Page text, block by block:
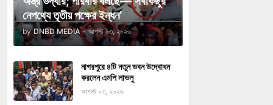
নেপথ্যে তৃতীয় পক্ষের ইন্ধন’
by DNBD MEDIA - আগস্ট ০৩, ২০২৬
নাগরপুরে ৪টি নতুন ভবন উদ্বোধন
করলেন এমপি লাভলু
আগস্ট ০৩, ২০২৬